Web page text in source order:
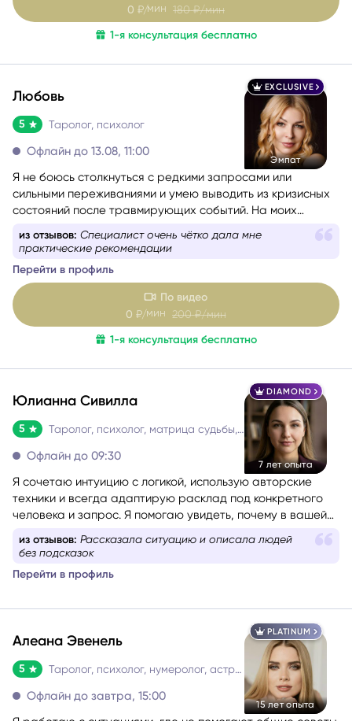
0 ₽/мин180 ₽/мин
1-я консультация бесплатно
EXCLUSIVE
Эмпат
Любовь
5 Таролог, психолог
Офлайн до 13.08, 11:00
Я не боюсь столкнуться с редкими запросами или
сильными переживаниями и умею выводить из кризисных
состояний после травмирующих событий. На моих
поддержку. Как психолог я помогаю с правильной
на ваш запрос. В этом мне помогает знание
эмоционально-образной терапии и психологических
техник.
из отзывов: Специалист очень чётко дала мне
практические рекомендации
Перейти в профиль
По видео
0 ₽/мин 200 ₽/мин
1-я консультация бесплатно
DIAMOND
7 лет опыта
Юлианна Сивилла
5 Таролог, психолог, матрица судьбы, нумеролог, астролог
Офлайн до 09:30
Я сочетаю интуицию с логикой, использую авторские
техники и всегда адаптирую расклад под конкретного
человека и запрос. Я помогаю увидеть, почему в вашей
ресурсный путь и получить конкретные шаги, чтобы
из отзывов: Рассказала ситуацию и описала людей
без подсказок
Перейти в профиль
PLATINUM
15 лет опыта
Алеана Эвенель
5 Таролог, психолог, нумеролог, астролог
Офлайн до завтра, 15:00